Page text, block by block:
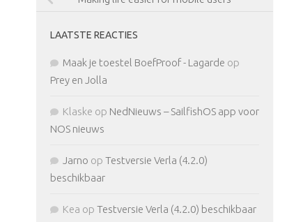
LAATSTE REACTIES
Maak je toestel BoefProof - Lagarde op
Prey en Jolla
Klaske op NedNieuws – SailfishOS app voor
NOS nieuws
Jarno op Testversie Verla (4.2.0)
beschikbaar
Kea op Testversie Verla (4.2.0) beschikbaar